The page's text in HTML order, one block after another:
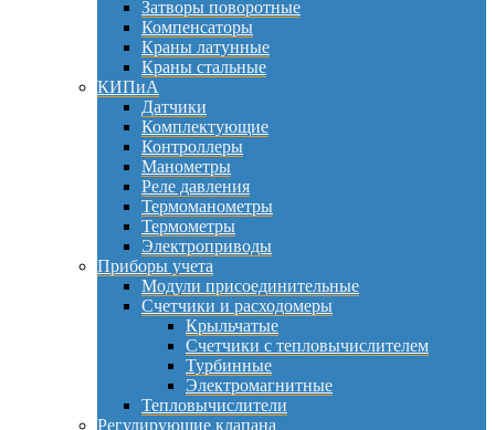
Затворы поворотные
Компенсаторы
Краны латунные
Краны стальные
КИПиА
Датчики
Комплектующие
Контроллеры
Манометры
Реле давления
Термоманометры
Термометры
Электроприводы
Приборы учета
Модули присоединительные
Счетчики и расходомеры
Крыльчатые
Счетчики с тепловычислителем
Турбинные
Электромагнитные
Тепловычислители
Регулирующие клапана